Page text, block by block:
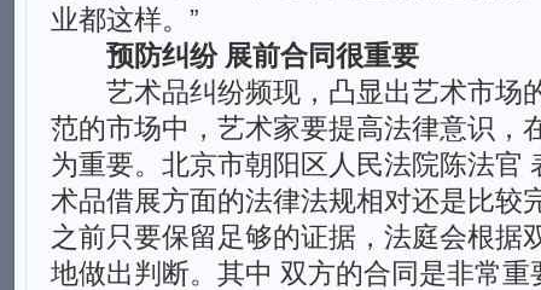
业都这样。”
预防纠纷 展前合同很重要
艺术品纠纷频现，凸显出艺术市场
范的市场中，艺术家要提高法律意识，
为重要。北京市朝阳区人民法院陈法官
术品借展方面的法律法规相对还是比较
之前只要保留足够的证据，法庭会根据
地做出判断。其中 双方的合同是非常重